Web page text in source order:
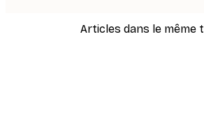
Articles dans le même